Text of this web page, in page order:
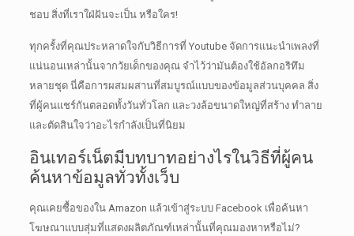
ชอบ สิ่งที่เราใฝ่ฝันจะเป็น หรือใคร!
ทุกครั้งที่คุณประหลาดใจกับวิธีการที่ Youtube จัดการแนะนำเพลงที่
แน่นอนเหล่านั้นจากวัยเด็กของคุณ จำไว้ว่ามันต้องใช้อัลกอริทึม
หลายชุด นี่คือการผสมผสานที่สมบูรณ์แบบของข้อมูลส่วนบุคคล สิ่ง
ที่ผู้คนแชร์กันตลอดทั้งวันทั่วโลก และวงล้อขนาดใหญ่ที่สร้าง ทำลาย
และตัดสินใจว่าอะไรกำลังเป็นที่นิยม
อินเทอร์เน็ตมีบทบาทอย่างไรในวิธีที่ผู้คน
ค้นหาข้อมูลทั่วทั้งเว็บ
คุณเคยซื้อของใน Amazon แล้วเข้าสู่ระบบ Facebook เพื่อค้นหา
โฆษณาแบบสุ่มที่แสดงผลิตภัณฑ์เหล่านั้นที่คุณมองหาหรือไม่?